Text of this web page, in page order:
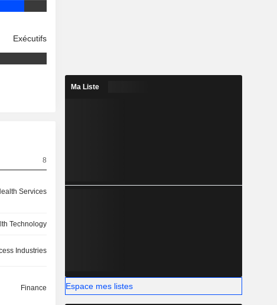
Exécutifs
8
Services
Technology
Industries
Finance
Ma Liste
Espace mes listes